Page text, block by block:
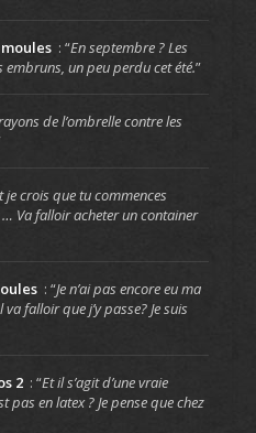
: “En septembre ? Les
un peu perdu cet été.”
de l’ombrelle contre les
je crois que tu commences
Va falloir acheter un container
: “Je n’ai pas encore eu ma
falloir que j’y passe? Je suis
2 : “Et il s’agit d’une vraie
pas en latex ? Je pense que chez